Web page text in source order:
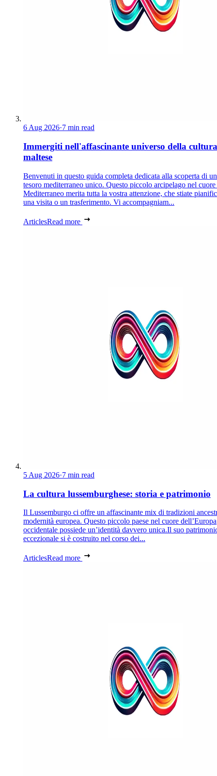
6 Aug 2026·7 min read
Immergiti nell'affascinante universo della cultura
maltese
Benvenuti in questo guida completa dedicata alla scoperta di un
tesoro mediterraneo unico. Questo piccolo arcipelago nel
Mediterraneo merita tutta la vostra attenzione, che stiate
una visita o un trasferimento. Vi accompagniam...
ArticlesRead more
5 Aug 2026·7 min read
La cultura lussemburghese: storia e patrimonio
Il Lussemburgo ci offre un affascinante mix di tradizioni
modernità europea. Questo piccolo paese nel cuore dell’Europa
occidentale possiede un’identità davvero unica.Il suo
eccezionale si è costruito nel corso dei...
ArticlesRead more